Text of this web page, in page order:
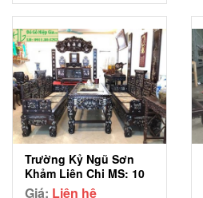
Trường Kỷ Ngũ Sơn
Khảm Liên Chi MS: 10
Giá: Liên hệ